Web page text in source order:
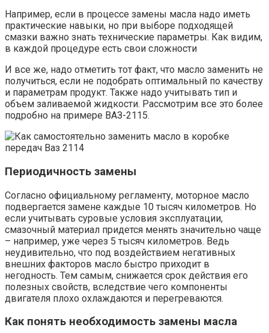
Например, если в процессе замены масла надо иметь
практические навыки, но при выборе подходящей
смазки важно знать технические параметры. Как видим,
в каждой процедуре есть свои сложности
И все же, надо отметить тот факт, что масло заменить не
получиться, если не подобрать оптимальный по качеству
и параметрам продукт. Также надо учитывать тип и
объем заливаемой жидкости. Рассмотрим все это более
подробно на примере ВАЗ-2115.
Периодичность замены
Согласно официальному регламенту, моторное масло
подвергается замене каждые 10 тысяч километров. Но
если учитывать суровые условия эксплуатации,
смазочный материал придется менять значительно чаще
– например, уже через 5 тысяч километров. Ведь
неудивительно, что под воздействием негативных
внешних факторов масло быстро приходит в
негодность. Тем самым, снижается срок действия его
полезных свойств, вследствие чего компоненты
двигателя плохо охлаждаются и перегреваются.
Как понять необходимость замены масла